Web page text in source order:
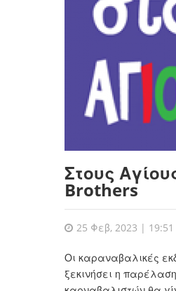
Στους
Brothers
25 Φεβ, 2023 | 19:51
Οι καραναβαλικές
ξεκινήσει η